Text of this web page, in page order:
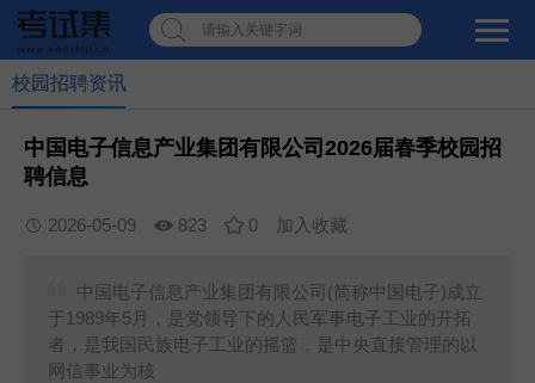
请输入关键字词
校园招聘资讯
中国电子信息产业集团有限公司2026届春季校园招
聘信息
2026-05-09 823 0 加入收藏
中国电子信息产业集团有限公司(简称中国电子)成立
于1989年5月，是党领导下的人民军事电子工业的开拓
者，是我国民族电子工业的摇篮，是中央直接管理的以
网信事业为核